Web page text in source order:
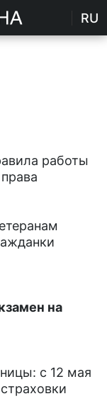
RU
работы
на
с 12 мая